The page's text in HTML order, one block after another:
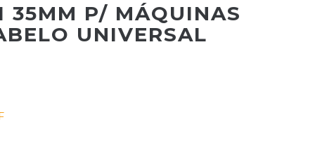
35MM P/ MÁQUINAS
UNIVERSAL